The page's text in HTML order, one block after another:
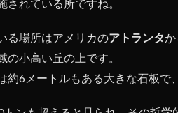
されている所ですね。
る場所はアメリカのアトランタか
の小高い丘の上です。
約6メートルもある大きな石板で